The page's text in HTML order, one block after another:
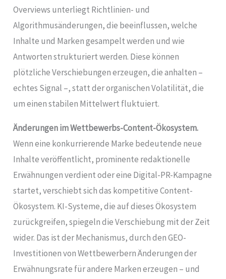
Overviews unterliegt Richtlinien- und
Algorithmusänderungen, die beeinflussen, welche
Inhalte und Marken gesampelt werden und wie
Antworten strukturiert werden. Diese können
plötzliche Verschiebungen erzeugen, die anhalten –
echtes Signal –, statt der organischen Volatilität, die
um einen stabilen Mittelwert fluktuiert.
Änderungen im Wettbewerbs-Content-Ökosystem.
Wenn eine konkurrierende Marke bedeutende neue
Inhalte veröffentlicht, prominente redaktionelle
Erwähnungen verdient oder eine Digital-PR-Kampagne
startet, verschiebt sich das kompetitive Content-
Ökosystem. KI-Systeme, die auf dieses Ökosystem
zurückgreifen, spiegeln die Verschiebung mit der Zeit
wider. Das ist der Mechanismus, durch den GEO-
Investitionen von Wettbewerbern Änderungen der
Erwähnungsrate für andere Marken erzeugen – und